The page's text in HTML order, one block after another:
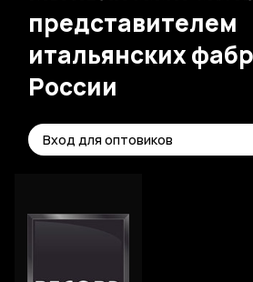
представителем
итальянских
России
Вход для оптовиков